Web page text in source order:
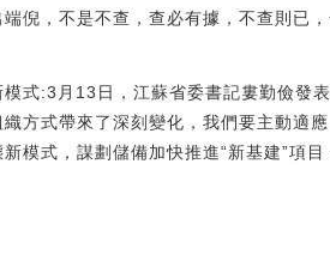
倪，不是不查，查必有據，不查則已
式:3月13日，江蘇省委書記婁勤儉發
方式帶來了深刻變化，我們要主動適
模式，謀劃儲備加快推進“新基建”項